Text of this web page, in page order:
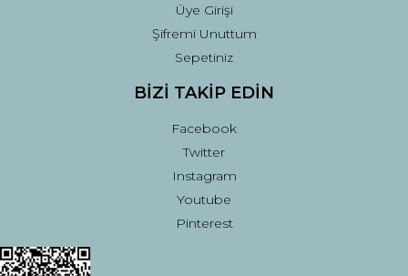
Üye Girişi
Şifremi Unuttum
Sepetiniz
BİZİ TAKİP EDİN
Facebook
Twitter
Instagram
Youtube
Pinterest